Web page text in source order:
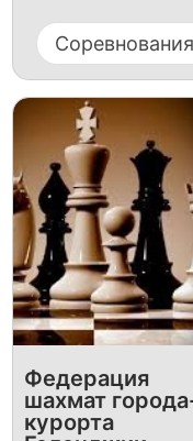
Соревнования
Федерация
шахмат
курорта